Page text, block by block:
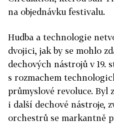
na objednávku festivalu.
Hudba a technologie
dvojici, jak by se mohlo
dechových nástrojů v 19.
s rozmachem
průmyslové revoluce. Byl
i další dechové nástroje,
orchestrů se markantně